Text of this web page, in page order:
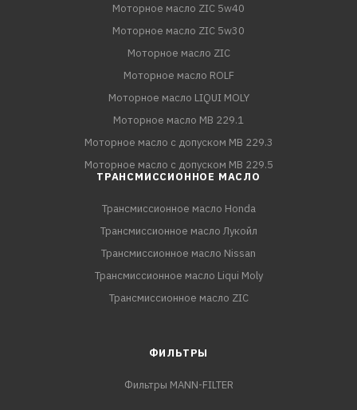
Моторное масло ZIC 5w40
Моторное масло ZIC 5w30
Моторное масло ZIC
Моторное масло ROLF
Моторное масло LIQUI MOLY
Моторное масло MB 229.1
Моторное масло с допуском MB 229.3
Моторное масло с допуском MB 229.5
ТРАНСМИССИОННОЕ МАСЛО
Трансмиссионное масло Honda
Трансмиссионное масло Лукойл
Трансмиссионное масло Nissan
Трансмиссионное масло Liqui Moly
Трансмиссионное масло ZIC
ФИЛЬТРЫ
Фильтры MANN-FILTER